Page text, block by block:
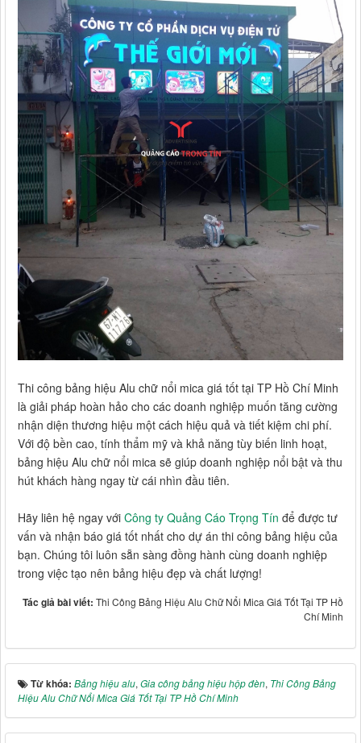
Thi công bảng hiệu Alu chữ nổi mica giá tốt tại TP Hồ Chí Minh
là giải pháp hoàn hảo cho các doanh nghiệp muốn tăng cường
nhận diện thương hiệu một cách hiệu quả và tiết kiệm chi phí.
Với độ bền cao, tính thẩm mỹ và khả năng tùy biến linh hoạt,
bảng hiệu Alu chữ nổi mica sẽ giúp doanh nghiệp nổi bật và thu
hút khách hàng ngay từ cái nhìn đầu tiên.
Hãy liên hệ ngay với Công ty Quảng Cáo Trọng Tín để được tư
vấn và nhận báo giá tốt nhất cho dự án thi công bảng hiệu của
bạn. Chúng tôi luôn sẵn sàng đồng hành cùng doanh nghiệp
trong việc tạo nên bảng hiệu đẹp và chất lượng!
Tác giả bài viết: Thi Công Bảng Hiệu Alu Chữ Nổi Mica Giá Tốt Tại TP Hồ
Chí Minh
Từ khóa: Bảng hiệu alu, Gia công bảng hiệu hộp đèn, Thi Công Bảng
Hiệu Alu Chữ Nổi Mica Giá Tốt Tại TP Hồ Chí Minh